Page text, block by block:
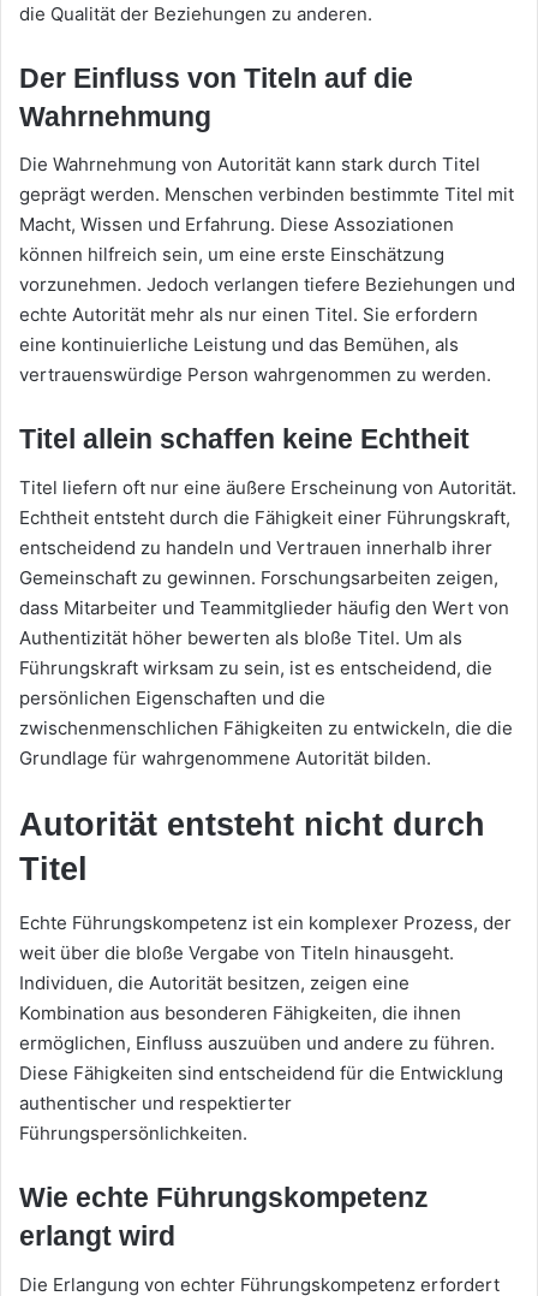
die Qualität der Beziehungen zu anderen.
Der Einfluss von Titeln auf die
Wahrnehmung
Die Wahrnehmung von Autorität kann stark durch Titel
geprägt werden. Menschen verbinden bestimmte Titel mit
Macht, Wissen und Erfahrung. Diese Assoziationen
können hilfreich sein, um eine erste Einschätzung
vorzunehmen. Jedoch verlangen tiefere Beziehungen und
echte Autorität mehr als nur einen Titel. Sie erfordern
eine kontinuierliche Leistung und das Bemühen, als
vertrauenswürdige Person wahrgenommen zu werden.
Titel allein schaffen keine Echtheit
Titel liefern oft nur eine äußere Erscheinung von Autorität.
Echtheit entsteht durch die Fähigkeit einer Führungskraft,
entscheidend zu handeln und Vertrauen innerhalb ihrer
Gemeinschaft zu gewinnen. Forschungsarbeiten zeigen,
dass Mitarbeiter und Teammitglieder häufig den Wert von
Authentizität höher bewerten als bloße Titel. Um als
Führungskraft wirksam zu sein, ist es entscheidend, die
persönlichen Eigenschaften und die
zwischenmenschlichen Fähigkeiten zu entwickeln, die die
Grundlage für wahrgenommene Autorität bilden.
Autorität entsteht nicht durch
Titel
Echte Führungskompetenz ist ein komplexer Prozess, der
weit über die bloße Vergabe von Titeln hinausgeht.
Individuen, die Autorität besitzen, zeigen eine
Kombination aus besonderen Fähigkeiten, die ihnen
ermöglichen, Einfluss auszuüben und andere zu führen.
Diese Fähigkeiten sind entscheidend für die Entwicklung
authentischer und respektierter
Führungspersönlichkeiten.
Wie echte Führungskompetenz
erlangt wird
Die Erlangung von echter Führungskompetenz erfordert